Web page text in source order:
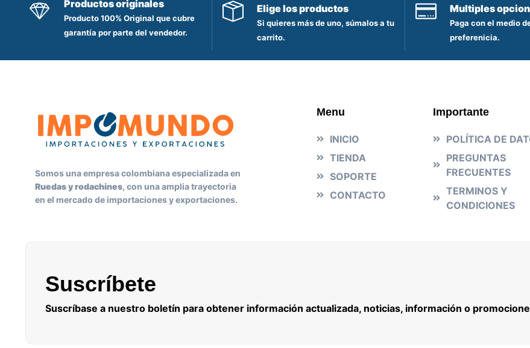
Productos originales
Producto 100% Original que cubre
garantía por parte del vendedor.
Elige los productos
Si quieres más de uno, súmalos a tu
carrito.
Multiples
Paga con el medio
preferenicia.
Somos una empresa colombiana especializada en
Ruedas y rodachines, con una amplia trayectoria
en el mercado de importaciones y exportaciones.
Menu
INICIO
TIENDA
SOPORTE
CONTACTO
Importante
POLÍTICA DE
PREGUNTAS
FRECUENTES
TERMINOS Y
CONDICIONES
Suscríbete
Suscríbase a nuestro boletín para obtener información actualizada, noticias, información o